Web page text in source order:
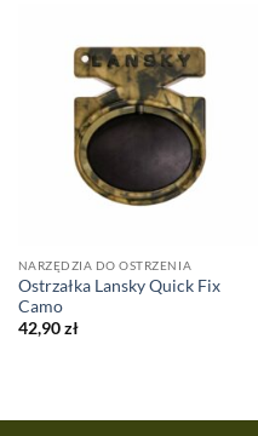
NARZĘDZIA DO OSTRZENIA
Ostrzałka Lansky Quick Fix
Camo
42,90zł